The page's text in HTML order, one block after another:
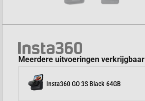
Meerdere uitvoeringen verkrijgbaar
Insta360 GO 3S Black 64GB